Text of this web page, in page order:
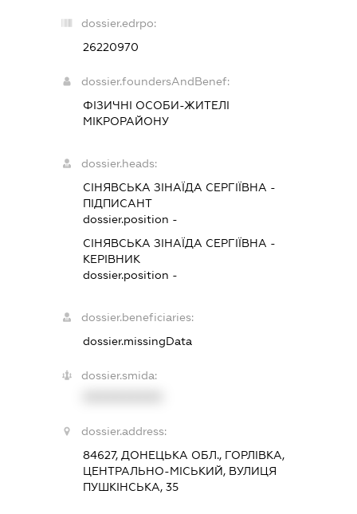
dossier.edrpo:
26220970
dossier.foundersAndBenef:
ФІЗИЧНІ ОСОБИ-ЖИТЕЛІ
МІКРОРАЙОНУ
dossier.heads:
СІНЯВСЬКА ЗІНАЇДА СЕРГІЇВНА -
ПІДПИСАНТ
dossier.position -
СІНЯВСЬКА ЗІНАЇДА СЕРГІЇВНА -
КЕРІВНИК
dossier.position -
dossier.beneficiaries:
dossier.missingData
dossier.smida:
dossier.address:
84627, ДОНЕЦЬКА ОБЛ., ГОРЛІВКА,
ЦЕНТРАЛЬНО-МІСЬКИЙ, ВУЛИЦЯ
ПУШКІНСЬКА, 35